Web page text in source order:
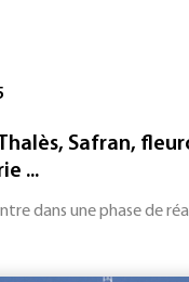
Safran,
...
dans une phase de